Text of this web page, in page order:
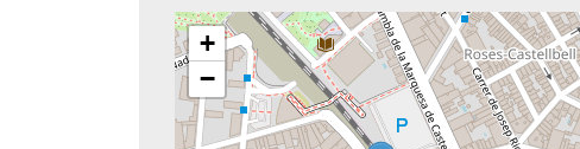
+
−